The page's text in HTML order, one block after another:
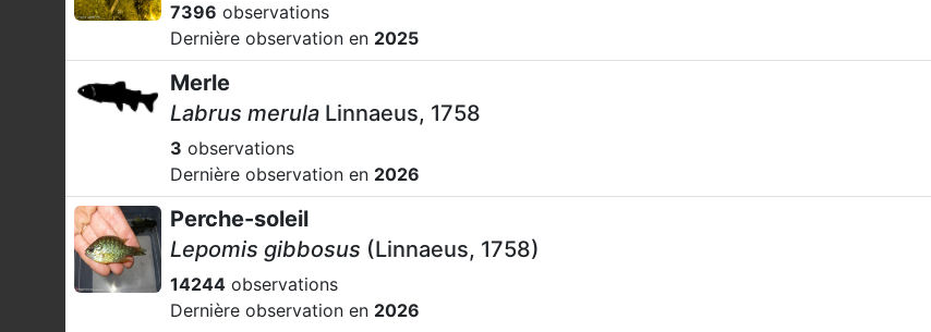
7396 observations
Dernière observation en 2025
Merle
Labrus merula Linnaeus, 1758
3 observations
Dernière observation en 2026
Perche-soleil
Lepomis gibbosus (Linnaeus, 1758)
14244 observations
Dernière observation en 2026